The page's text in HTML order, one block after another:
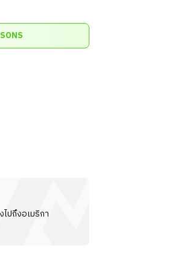
ปถึงอเมริกา